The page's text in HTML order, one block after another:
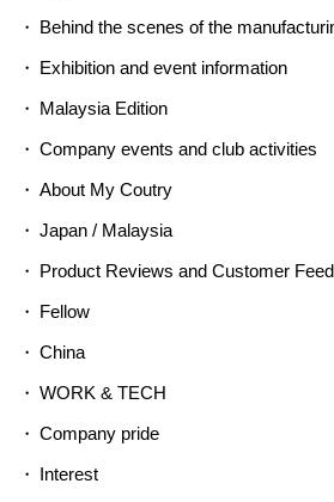
Behind the scenes of the
Exhibition and event information
Malaysia Edition
Company events and club activities
About My Coutry
Japan / Malaysia
Product Reviews and Customer
Fellow
China
WORK & TECH
Company pride
Interest